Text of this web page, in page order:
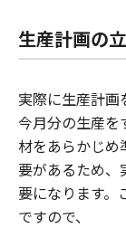
生産計画の
実際に生産計
今月分の生産を
材をあらかじめ
要があるため
要になります。
ですので、